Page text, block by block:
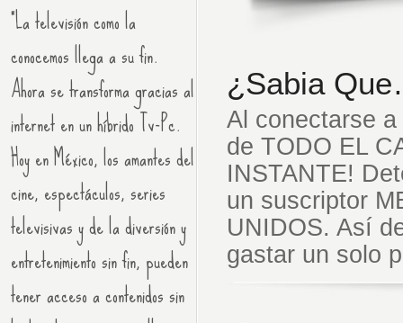
"La televisión como la
conocemos llega a su fin.
Ahora se transforma gracias al
internet en un híbrido Tv-Pc.
Hoy en México, los amantes del
cine, espectáculos, series
televisivas y de la diversión y
entretenimiento sin fin, pueden
tener acceso a contenidos sin
¿Sabia
Al conectarse
de TODO EL
INSTANTE!
un suscriptor
UNIDOS. Así
gastar un solo